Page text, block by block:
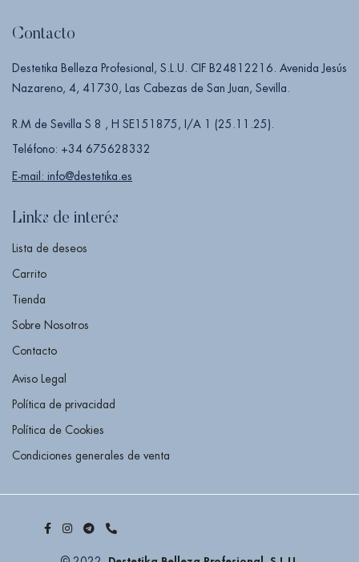
Contacto
Destetika Belleza Profesional, S.L.U. CIF B24812216. Avenida Jesús
Nazareno, 4, 41730, Las Cabezas de San Juan, Sevilla.
R.M de Sevilla S 8 , H SE151875, I/A 1 (25.11.25).
Teléfono: +34 675628332
E-mail: info@destetika.es
Links de interés
Lista de deseos
Carrito
Tienda
Sobre Nosotros
Contacto
Aviso Legal
Política de privacidad
Política de Cookies
Condiciones generales de venta